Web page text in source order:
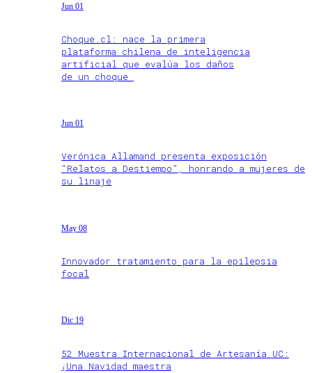
Jun 01
Choque.cl: nace la primera
plataforma chilena de inteligencia
artificial que evalúa los daños
de un choque
Jun 01
Verónica Allamand presenta exposición
“Relatos a Destiempo”, honrando a mujeres de
su linaje
May 08
Innovador tratamiento para la epilepsia
focal
Dic 19
52 Muestra Internacional de Artesanía UC:
¡Una Navidad maestra